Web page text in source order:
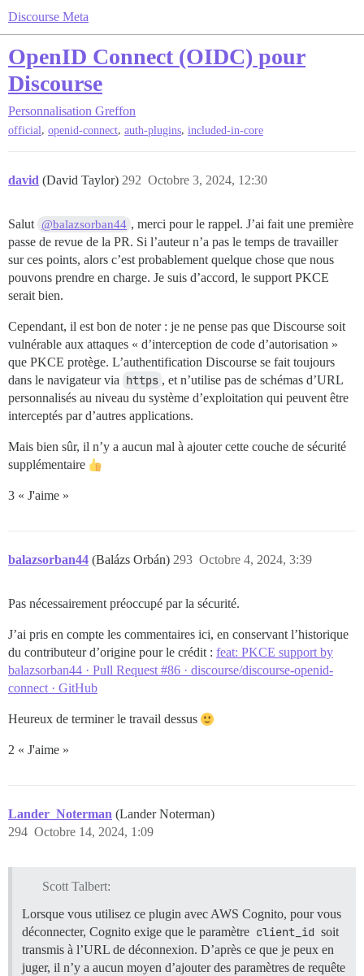
Discourse Meta
OpenID Connect (OIDC) pour
Discourse
Personnalisation Greffon
official, openid-connect, auth-plugins, included-in-core
david (David Taylor) Octobre 3, 2024, 12:30
292
Salut @balazsorban44 , merci pour le rappel. J’ai fait une première
passe de revue de la PR. Si l’auteur n’a pas le temps de travailler
sur ces points, alors c’est probablement quelque chose que nous
pouvons prendre en charge. Je suis d’accord, le support PKCE
serait bien.
Cependant, il est bon de noter : je ne pense pas que Discourse soit
vulnérable aux attaques « d’interception de code d’autorisation »
que PKCE protège. L’authentification Discourse se fait toujours
dans le navigateur via https , et n’utilise pas de schémas d’URL
personnalisés au niveau du système d’exploitation qui peuvent être
interceptés par d’autres applications.
Mais bien sûr, il n’y a aucun mal à ajouter cette couche de sécurité
supplémentaire
3 « J'aime »
balazsorban44 (Balázs Orbán) Octobre 4, 2024, 3:39
293
Pas nécessairement préoccupé par la sécurité.
J’ai pris en compte les commentaires ici, en conservant l’historique
du contributeur d’origine pour le crédit : feat: PKCE support by
balazsorban44 · Pull Request #86 · discourse/discourse-openid-
connect · GitHub
Heureux de terminer le travail dessus
2 « J'aime »
Lander_Noterman (Lander Noterman)
Octobre 14, 2024, 1:09
294
Scott Talbert:
Lorsque vous utilisez ce plugin avec AWS Cognito, pour vous
déconnecter, Cognito exige que le paramètre client_id soit
transmis à l’URL de déconnexion. D’après ce que je peux en
juger, il n’y a aucun moyen d’ajouter des paramètres de requête